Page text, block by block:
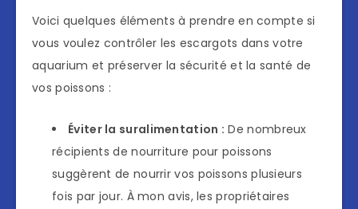
Voici quelques éléments à prendre en compte si
vous voulez contrôler les escargots dans votre
aquarium et préserver la sécurité et la santé de
vos poissons :
Éviter la suralimentation : De nombreux
récipients de nourriture pour poissons
suggèrent de nourrir vos poissons plusieurs
fois par jour. À mon avis, les propriétaires